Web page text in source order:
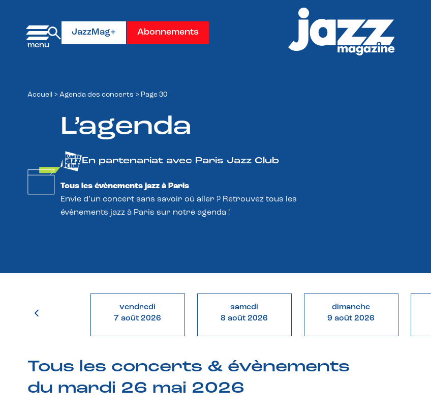
JazzMag+ Abonnements
Accueil > Agenda des concerts > Page 30
L’agenda
En partenariat avec Paris Jazz Club
Tous les évènements jazz à Paris
Envie d’un concert sans savoir où aller ? Retrouvez tous les
évènements jazz à Paris sur notre agenda !
vendredi
7 août 2026
samedi
8 août 2026
dimanche
9 août 2026
Tous les concerts & évènements
du mardi 26 mai 2026